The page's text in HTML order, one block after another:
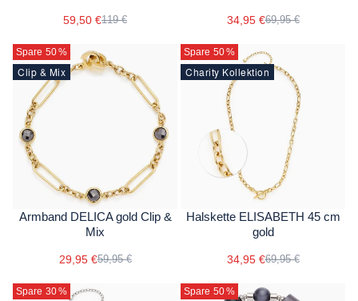
59,50 €119 € 34,95 €69,95 €
Spare 50%
Clip & Mix
Armband DELICA gold Clip &
Mix
29,95 €59,95 €
Spare 50%
Charity Kollektion
Halskette ELISABETH 45 cm
gold
34,95 €69,95 €
Spare 30% Spare 50%